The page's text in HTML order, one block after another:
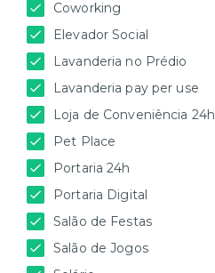
Coworking
Elevador Social
Lavanderia no Prédio
Lavanderia pay per use
Loja de Conveniência 24h
Pet Place
Portaria 24h
Portaria Digital
Salão de Festas
Salão de Jogos